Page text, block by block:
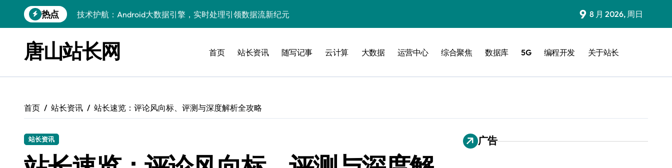
到
热点
技术护航：Android大数据引擎，实时处理引领数据流新纪元
技术破局：实时引擎赋能数据洪流，重塑大数据处理新科技
大数据架构下实时引擎优化：技术革新驱动数据处理效能跃升
大数据赋能运维：实时处理提效，精准调控信息流
Go语言赋能大数据：实时引擎构建与科技驱动的性能优化术
9 8 月 2026, 周日
唐山站长网 首页 站长资讯 随写记事 云计算 大数据 运营中心 综合聚焦 数据库 5G 编程开发 关于站长
首页 站长资讯 站长速览：评论风向标、评测与深度解析全攻略
站长资讯 广告